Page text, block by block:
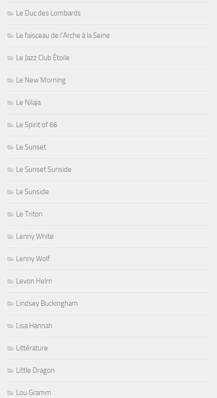
Le Duc des Lombards
Le faisceau de l'Arche à la Seine
Le Jazz Club Étoile
Le New Morning
Le Nilaja
Le Spirit of 66
Le Sunset
Le Sunset Sunside
Le Sunside
Le Triton
Lenny White
Lenny Wolf
Levon Helm
Lindsey Buckingham
Lisa Hannah
Littérature
Little Dragon
Lou Gramm